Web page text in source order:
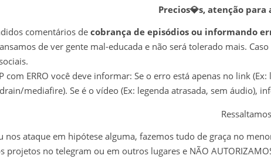
Precios💎s, atenção para
comentários de cobrança de episódios ou informando
de ver gente mal-educada e não será tolerado mais.
com ERRO você deve informar: Se o erro está apenas no link
mediafire). Se é o vídeo (Ex: legenda atrasada, sem áudio),
nos ataque em hipótese alguma, fazemos tudo de graça no
projetos no telegram ou em outros lugares e NÃO